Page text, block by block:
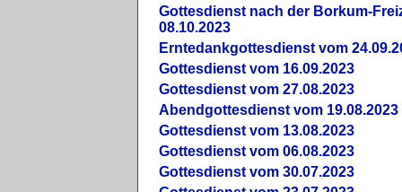
Gottesdienst nach der Borkum-
08.10.2023
Erntedankgottesdienst vom
Gottesdienst vom 16.09.2023
Gottesdienst vom 27.08.2023
Abendgottesdienst vom 19.08.2023
Gottesdienst vom 13.08.2023
Gottesdienst vom 06.08.2023
Gottesdienst vom 30.07.2023